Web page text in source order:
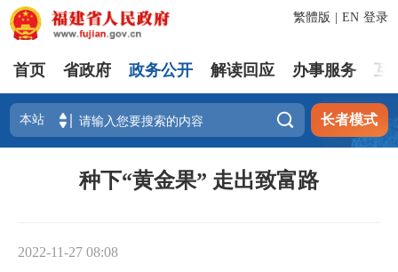
登录
繁體版 EN
首页 省政府 政务公开 解读回应 办事服务 互
 长者模式
种下“黄金果” 走出致富路
2022-11-27 08:08